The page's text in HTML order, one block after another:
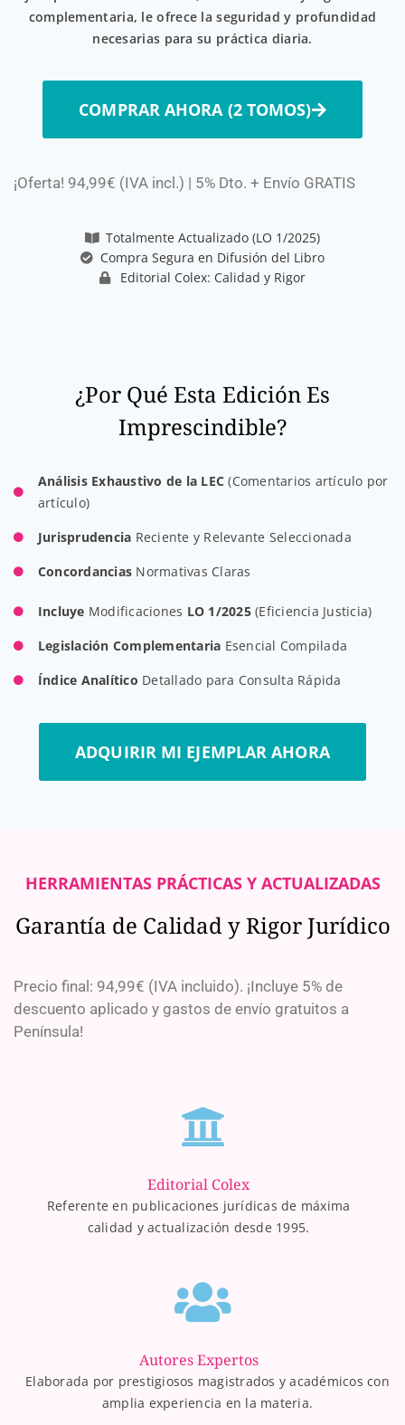
complementaria, le ofrece la seguridad y profundidad
necesarias para su práctica diaria.
COMPRAR AHORA (2 TOMOS)
¡Oferta! 94,99€ (IVA incl.) | 5% Dto. + Envío GRATIS
Totalmente Actualizado (LO 1/2025)
Compra Segura en Difusión del Libro
Editorial Colex: Calidad y Rigor
¿Por Qué Esta Edición Es
Imprescindible?
Análisis Exhaustivo de la LEC (Comentarios artículo por
artículo)
Jurisprudencia Reciente y Relevante Seleccionada
Concordancias Normativas Claras
Incluye Modificaciones LO 1/2025(Eficiencia Justicia)
Legislación Complementaria Esencial Compilada
Índice Analítico Detallado para Consulta Rápida
ADQUIRIR MI EJEMPLAR AHORA
HERRAMIENTAS PRÁCTICAS Y ACTUALIZADAS
Garantía de Calidad y Rigor Jurídico
Precio final: 94,99€ (IVA incluido). ¡Incluye 5% de
descuento aplicado y gastos de envío gratuitos a
Península!
Editorial Colex
Referente en publicaciones jurídicas de máxima
calidad y actualización desde 1995.
Autores Expertos
Elaborada por prestigiosos magistrados y académicos con
amplia experiencia en la materia.